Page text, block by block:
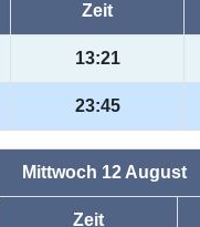
Zeit
13:21
23:45
Mittwoch 12 August
Zeit